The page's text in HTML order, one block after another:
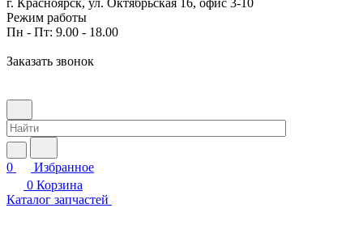
г. Красноярск, ул. Октябрьская 16, офис 3-10
Режим работы
Пн - Пт: 9.00 - 18.00
Заказать звонок
0
Избранное
0 Корзина
Каталог запчастей